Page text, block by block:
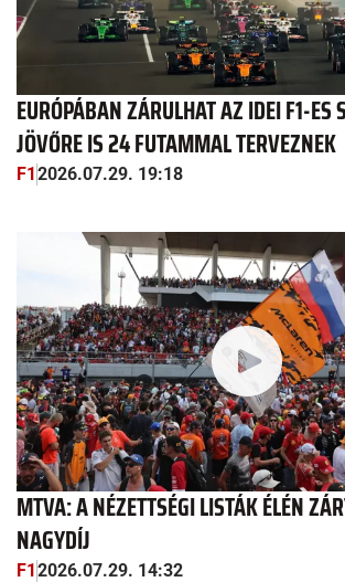
EURÓPÁBAN ZÁRULHAT AZ IDEI F1-ES
JÖVŐRE IS 24 FUTAMMAL TERVEZNEK
F12026.07.29. 19:18
MTVA: A NÉZETTSÉGI LISTÁK ÉLÉN
NAGYDÍJ
F12026.07.29. 14:32